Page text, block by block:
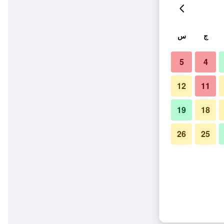
ج س
4
5
11
12
18
19
25
26